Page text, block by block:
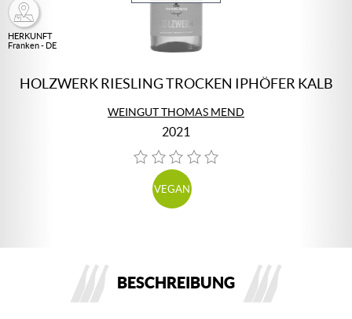
HERKUNFT
Franken - DE
HOLZWERK RIESLING TROCKEN IPHÖFER KALB
WEINGUT THOMAS MEND
2021
VEGAN
BESCHREIBUNG